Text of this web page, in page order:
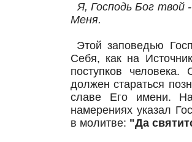
Я, Господь Бог твой
Меня.
Этой заповедью
Себя, как на
поступков
должен стараться
славе Его имени.
намерениях указал
в молитве: "Да